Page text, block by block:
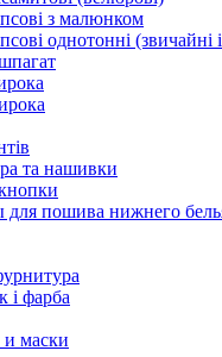
з малюнком
однотонні
та нашивки
для пошива нижнего
і фарба
и маски